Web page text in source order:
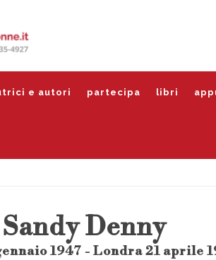
e autori partecipa libri
Sandy Denny
1947 - Londra 21 aprile